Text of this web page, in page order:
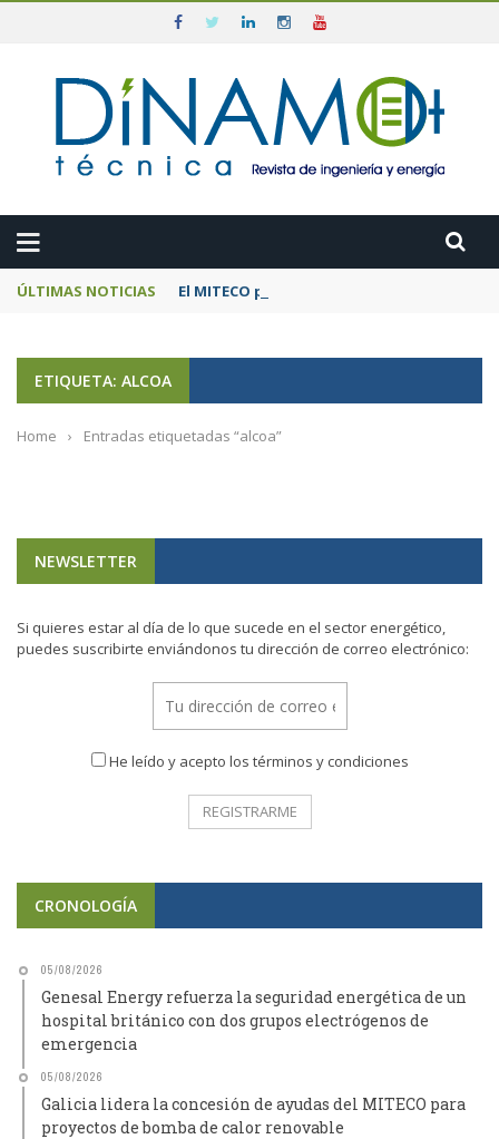
ÚLTIMAS NOTICIAS El MITECO prepara una subasta de 600
ETIQUETA: ALCOA
Home › Entradas etiquetadas “alcoa”
NEWSLETTER
Si quieres estar al día de lo que sucede en el sector energético,
puedes suscribirte enviándonos tu dirección de correo electrónico:
He leído y acepto los términos y condiciones
CRONOLOGÍA
05/08/2026
Genesal Energy refuerza la seguridad energética de un
hospital británico con dos grupos electrógenos de
emergencia
05/08/2026
Galicia lidera la concesión de ayudas del MITECO para
proyectos de bomba de calor renovable